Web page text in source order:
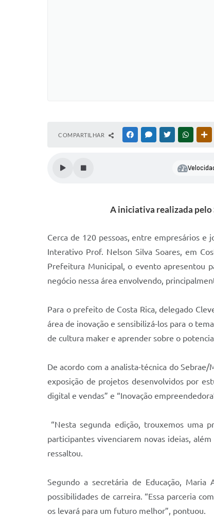
COMPARTILHAR FACEBOOKMESSENGER
TWITTER
A iniciativa realizada pelo
Cerca de 120 pessoas, entre empresários
Interativo Prof. Nelson Silva Soares, em
Prefeitura Municipal, o evento apresentou
negócio nessa área envolvendo,
Para o prefeito de Costa Rica, delegado
área de inovação e sensibilizá-los para o
de cultura maker e aprender sobre o
De acordo com a analista-técnica do
exposição de projetos desenvolvidos por
digital e vendas” e “Inovação
“Nesta segunda edição, trouxemos uma
participantes vivenciarem novas ideias,
ressaltou.
Segundo a secretária de Educação,
possibilidades de carreira. “Essa parceria
os levará para um futuro melhor”, pontuou.